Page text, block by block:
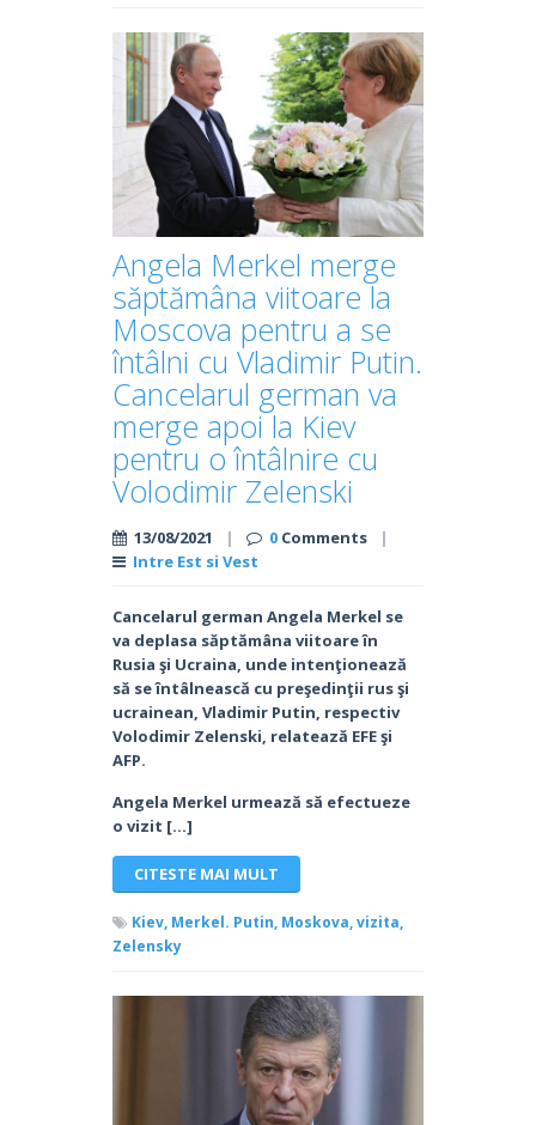
Angela Merkel merge
săptămâna viitoare la
Moscova pentru a se
întâlni cu Vladimir Putin.
Cancelarul german va
merge apoi la Kiev
pentru o întâlnire cu
Volodimir Zelenski
13/08/2021 | 0 Comments
|
Intre Est si Vest
Cancelarul german Angela Merkel se
va deplasa săptămâna viitoare în
Rusia şi Ucraina, unde intenţionează
să se întâlnească cu preşedinţii rus şi
ucrainean, Vladimir Putin, respectiv
Volodimir Zelenski, relatează EFE şi
AFP.
Angela Merkel urmează să efectueze
o vizit […]
CITESTE MAI MULT
Kiev, Merkel. Putin, Moskova,vizita,
Zelensky